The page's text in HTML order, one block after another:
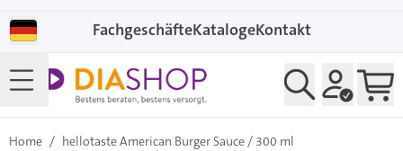
FachgeschäfteKatalogeKontakt
Home / hellotaste American Burger Sauce / 300 ml